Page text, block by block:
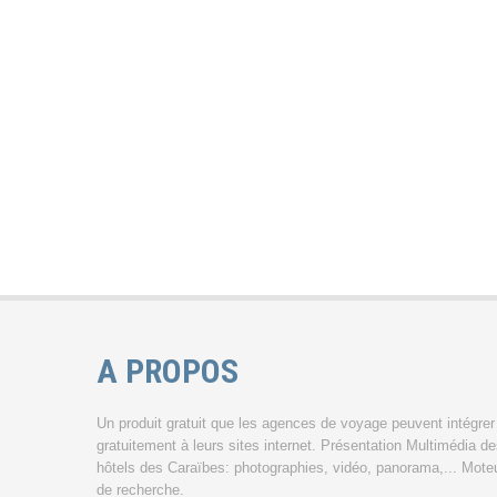
A PROPOS
Un produit gratuit que les agences de voyage peuvent intégrer
gratuitement à leurs sites internet. Présentation Multimédia
hôtels des Caraïbes: photographies, vidéo, panorama,...
de recherche.